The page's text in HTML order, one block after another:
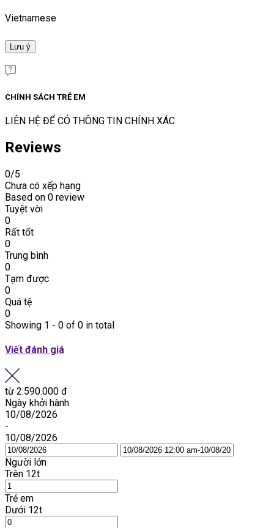
Vietnamese
Lưu ý
CHÍNH SÁCH TRẺ EM
LIÊN HỆ ĐỂ CÓ THÔNG TIN CHÍNH XÁC
Reviews
0/5
Chưa có xếp hạng
Based on 0 review
Tuyệt vời
0
Rất tốt
0
Trung bình
0
Tạm được
0
Quá tệ
0
Showing 1 - 0 of 0 in total
Viết đánh giá
từ 2.590.000 đ
Ngày khởi hành
10/08/2026
-
10/08/2026
Người lớn
Trên 12t
Trẻ em
Dưới 12t